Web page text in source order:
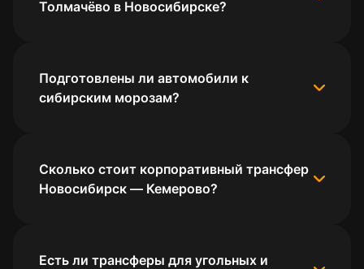
Толмачёво в Новосибирске?
Подготовлены ли автомобили к
сибирским морозам?
Сколько стоит корпоративный трансфер
Новосибирск — Кемерово?
Есть ли трансферы для угольных и